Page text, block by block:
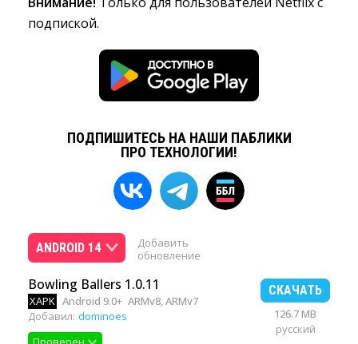
подпиской.
ПОДПИШИТЕСЬ НА НАШИ ПАБЛИКИ
ПРО ТЕХНОЛОГИИ!
ANDROID 14
Добавить
обновление
Bowling Ballers 1.0.11
XAPK Android 9.0+ ARMv8, ARMv7
Добавил: dominoes
СКАЧАТЬ
126.7 MB
русский